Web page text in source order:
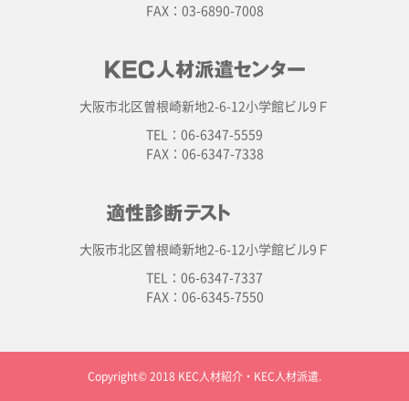
FAX：03-6890-7008
大阪市北区曽根崎新地2-6-12小学館ビル9Ｆ
TEL：06-6347-5559
FAX：06-6347-7338
大阪市北区曽根崎新地2-6-12小学館ビル9Ｆ
TEL：06-6347-7337
FAX：06-6345-7550
Copyright© 2018 KEC人材紹介・KEC人材派遣.